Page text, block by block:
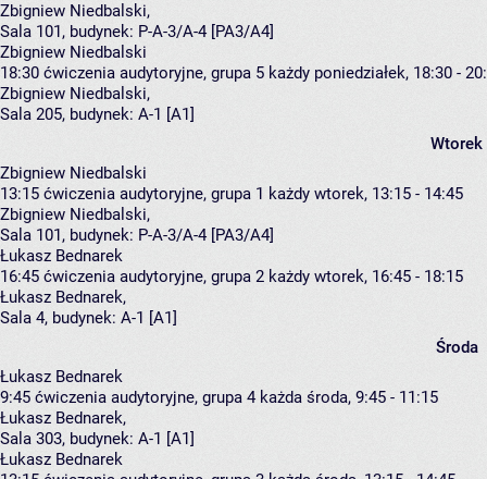
Zbigniew Niedbalski,
Sala 101, budynek: P-A-3/A-4 [PA3/A4]
Zbigniew Niedbalski
18:30 ćwiczenia audytoryjne, grupa 5 każdy poniedziałek, 18:30 -
Zbigniew Niedbalski,
Sala 205, budynek: A-1 [A1]
Wtorek
Zbigniew Niedbalski
13:15 ćwiczenia audytoryjne, grupa 1 każdy wtorek, 13:15 - 14:45
Zbigniew Niedbalski,
Sala 101, budynek: P-A-3/A-4 [PA3/A4]
Łukasz Bednarek
16:45 ćwiczenia audytoryjne, grupa 2 każdy wtorek, 16:45 - 18:15
Łukasz Bednarek,
Sala 4, budynek: A-1 [A1]
Środa
Łukasz Bednarek
9:45 ćwiczenia audytoryjne, grupa 4 każda środa, 9:45 - 11:15
Łukasz Bednarek,
Sala 303, budynek: A-1 [A1]
Łukasz Bednarek